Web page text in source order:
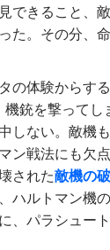
できること、
た。その分、
の体験からす
銃を撃ってし
しない。敵機
ン戦法にも欠
された敵機の
ハルトマン機
、パラシュー